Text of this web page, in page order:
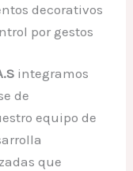
decorativos
por gestos
integramos
de
equipo de
que